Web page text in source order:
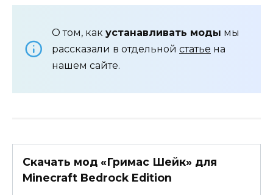
О том, как устанавливать моды мы
рассказали в отдельной статье на
нашем сайте.
Скачать мод «Гримас Шейк» для
Minecraft Bedrock Edition